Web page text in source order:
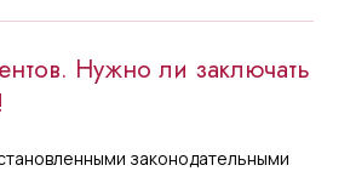
Нужно ли заключать
законодательными